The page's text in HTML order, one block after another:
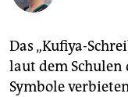
abo
genossenschaft
Das „Kufiya-
laut dem Schulen
Symbole